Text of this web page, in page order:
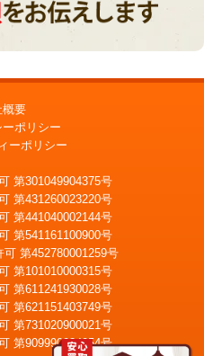
概要
ポリシー
ーポリシー
第301049904375号
第431260023220号
第441040002144号
第541161100900号
第452780001259号
第101010000315号
第611241930028号
第621151403749号
第731020900021号
第909990034054号